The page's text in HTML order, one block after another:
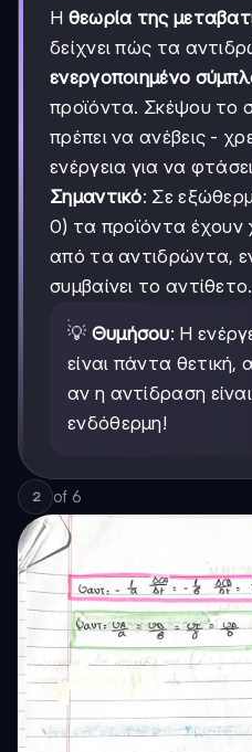
Η θεωρία της
δείχνει πώς τα
ενεργοποιημένο
προϊόντα. Σκέψου το
πρέπει να ανέβεις -
ενέργεια για να
Σημαντικό: Σε
0) τα προϊόντα έχουν
από τα αντιδρώντα,
συμβαίνει το αντίθετο.
💡 Θυμήσου: Η
είναι πάντα
αν η αντίδραση
ενδόθερμη!
2 of 6